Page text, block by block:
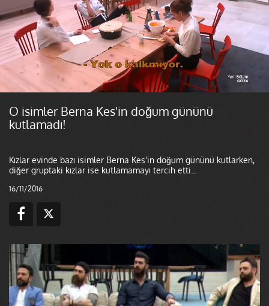
O isimler Berna Kes'in doğum gününü
kutlamadı!
Kızlar evinde bazı isimler Berna Kes'in doğum gününü kutlarken,
diğer gruptaki kızlar ise kutlamamayı tercih etti...
16/11/2016